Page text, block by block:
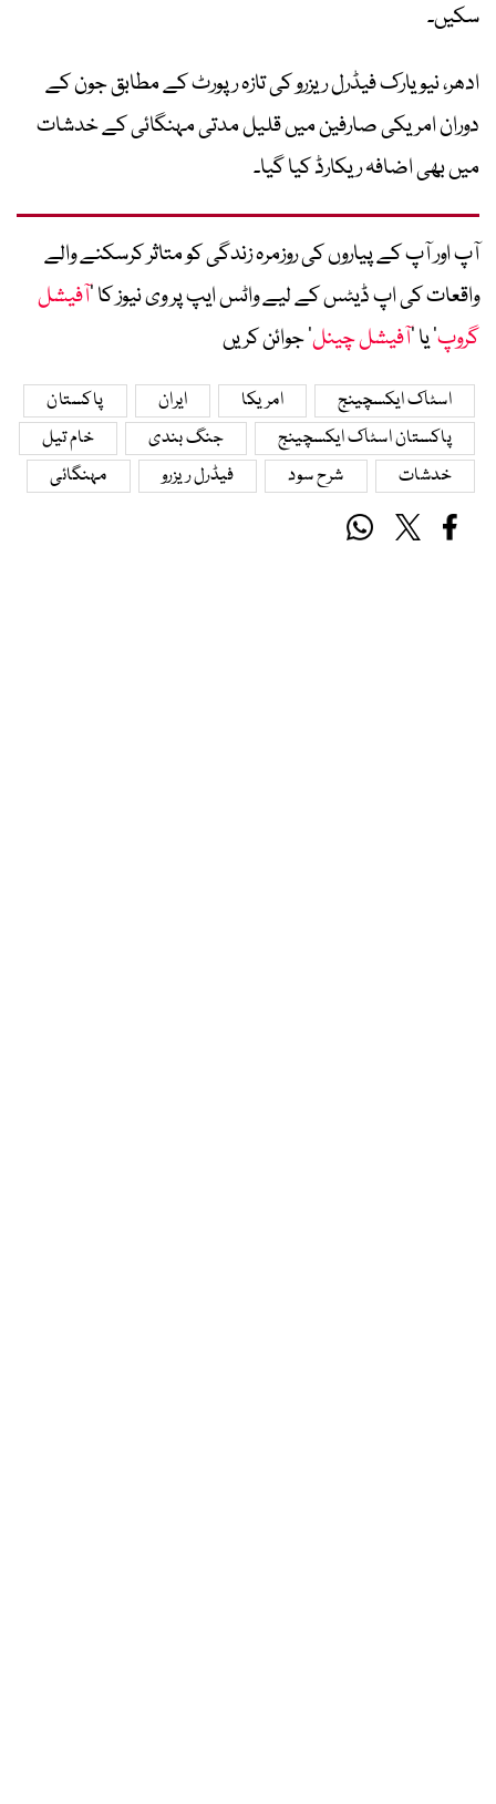
سکیں۔
ادھر، نیویارک فیڈرل ریزرو کی تازہ رپورٹ کے مطابق جون کے
دوران امریکی صارفین میں قلیل مدتی مہنگائی کے خدشات
میں بھی اضافہ ریکارڈ کیا گیا۔
آپ اور آپ کے پیاروں کی روزمرہ زندگی کو متاثر کرسکنے والے
واقعات کی اپ ڈیٹس کے لیے واٹس ایپ پر وی نیوز کا ’آفیشل
گروپ‘ یا ’آفیشل چینل‘ جوائن کریں
اسٹاک ایکسچینج امریکا ایران
پاکستان
پاکستان اسٹاک ایکسچینج
جنگ بندی
خام تیل
خدشات
شرح سود فیڈرل ریزرو مہنگائی